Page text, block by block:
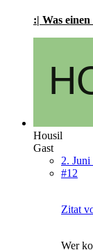
:| Was
Housil
Gast
2. Juni
#12
Zitat
Wer